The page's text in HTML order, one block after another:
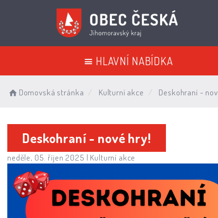
HLAVNÍ NABÍDKA
Domovská stránka Kulturní akce Deskohraní -
Deskohraní - nové hry!
neděle, 05. říjen 2025 | Kulturní akce